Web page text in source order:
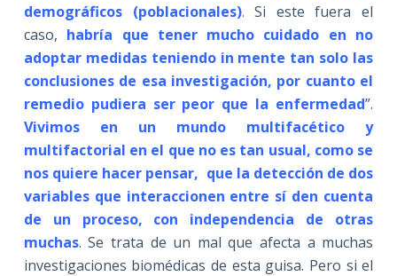
demográficos (poblacionales). Si este fuera el
caso, habría que tener mucho cuidado en no
adoptar medidas teniendo in mente tan solo las
conclusiones de esa investigación, por cuanto el
remedio pudiera ser peor que la enfermedad”.
Vivimos en un mundo multifacético y
multifactorial en el que no es tan usual, como se
nos quiere hacer pensar, que la detección de dos
variables que interaccionen entre sí den cuenta
de un proceso, con independencia de otras
muchas. Se trata de un mal que afecta a muchas
investigaciones biomédicas de esta guisa. Pero si el